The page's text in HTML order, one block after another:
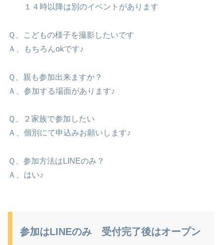
１４時以降は別のイベントがあります
Ｑ、こどもの様子を撮影したいです
Ａ、もちろんokです♪
Ｑ、親も参加出来ますか？
Ａ、参加する場面があります♪
Ｑ、２家族で参加したい
Ａ、個別にて申込みお願いします♪
Ｑ、参加方法はLINEのみ？
Ａ、はい♪
参加はLINEのみ 受付完了後はオープン